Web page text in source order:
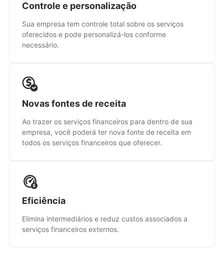
Controle e personalização
Sua empresa tem controle total sobre os serviços
oferecidos e pode personalizá-los conforme
necessário.
Novas fontes de receita
Ao trazer os serviços financeiros para dentro de sua
empresa, você poderá ter nova fonte de receita em
todos os serviços financeiros que oferecer.
Eficiência
Elimina intermediários e reduz custos associados a
serviços financeiros externos.